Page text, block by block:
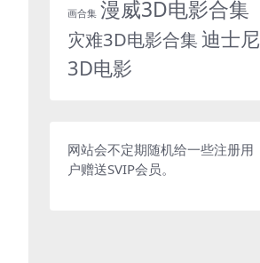
画合集 漫威3D电影合集
灾难3D电影合集迪士尼
3D电影
网站会不定期随机给一些注册用
户赠送SVIP会员。